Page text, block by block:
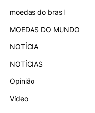
moedas do brasil
MOEDAS DO MUNDO
NOTÍCIA
NOTÍCIAS
Opinião
Vídeo